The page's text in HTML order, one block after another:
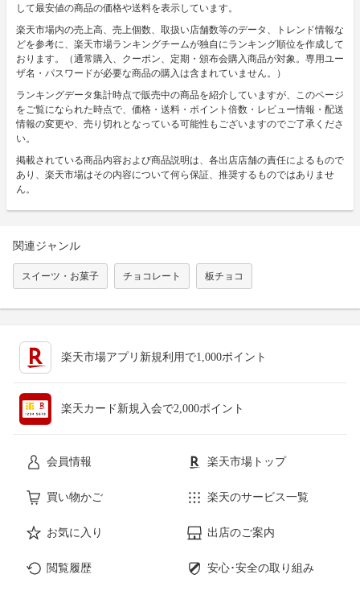
して最安値の商品の価格や送料を表示しています。
楽天市場内の売上高、売上個数、取扱い店舗数等のデータ、トレンド情報な
どを参考に、楽天市場ランキングチームが独自にランキング順位を作成して
おります。（通常購入、クーポン、定期・頒布会購入商品が対象。専用ユー
ザ名・パスワードが必要な商品の購入は含まれていません。）
ランキングデータ集計時点で販売中の商品を紹介していますが、このページ
をご覧になられた時点で、価格・送料・ポイント倍数・レビュー情報・配送
情報の変更や、売り切れとなっている可能性もございますのでご了承くださ
い。
掲載されている商品内容および商品説明は、各出店店舗の責任によるもので
あり、楽天市場はその内容について何ら保証、推奨するものではありませ
ん。
関連ジャンル
スイーツ・お菓子 チョコレート 板チョコ
楽天市場アプリ新規利用で1,000ポイント
楽天カード新規入会で2,000ポイント
会員情報 楽天市場トップ
買い物かご 楽天のサービス一覧
お気に入り 出店のご案内
閲覧履歴 安心･安全の取り組み